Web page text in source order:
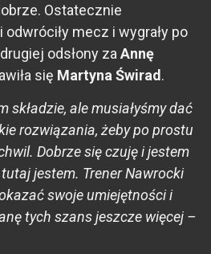
Ostatecznie
mecz i wygrały po
odsłony za Annę
się Martyna Świrad.
składzie, ale musiałyśmy dać
rozwiązania, żeby po prostu
Dobrze się czuję i jestem
jestem. Trener Nawrocki
swoje umiejętności i
tych szans jeszcze więcej –